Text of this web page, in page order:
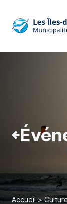
Accueil>